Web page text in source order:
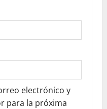
electrónico y
para la próxima